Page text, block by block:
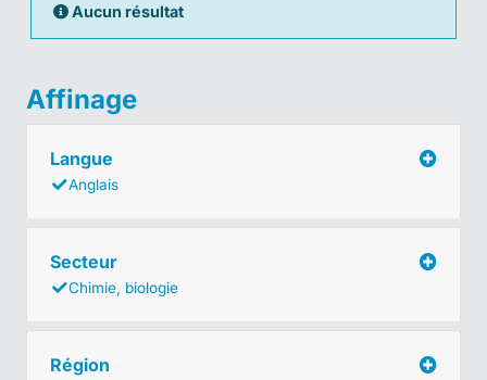
Aucun résultat
Affinage
Langue
Anglais
Secteur
Chimie, biologie
Région